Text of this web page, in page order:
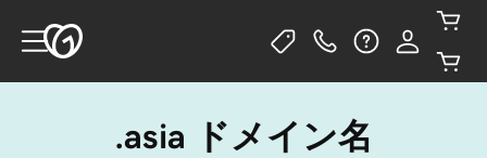
.asia ドメイン名